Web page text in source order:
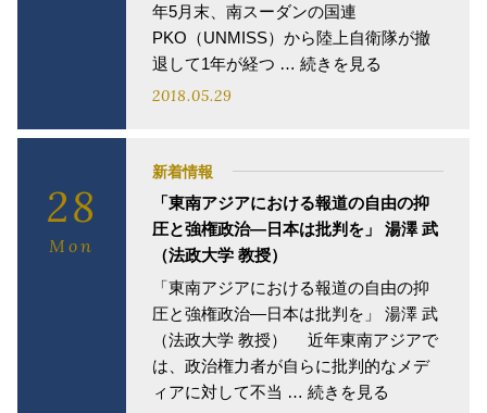
年5月末、南スーダンの国連
PKO（UNMISS）から陸上自衛隊が撤
退して1年が経つ … 続きを見る
2018.05.29
28
Mon
新着情報
「東南アジアにおける報道の自由の抑
圧と強権政治―日本は批判を」 湯澤 武
（法政大学 教授）
「東南アジアにおける報道の自由の抑
圧と強権政治―日本は批判を」 湯澤 武
（法政大学 教授） 近年東南アジアで
は、政治権力者が自らに批判的なメデ
ィアに対して不当 … 続きを見る